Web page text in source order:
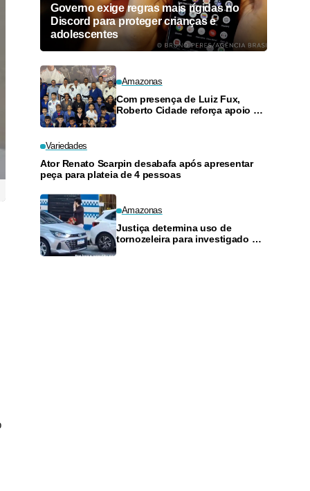
Governo exige regras mais rígidas no
Discord para proteger crianças e
adolescentes
Amazonas
Com presença de Luiz Fux,
Roberto Cidade reforça apoio a
Variedades
Ator Renato Scarpin desabafa após apresentar
peça para plateia de 4 pessoas
Amazonas
Justiça determina uso de
tornozeleira para investigado por